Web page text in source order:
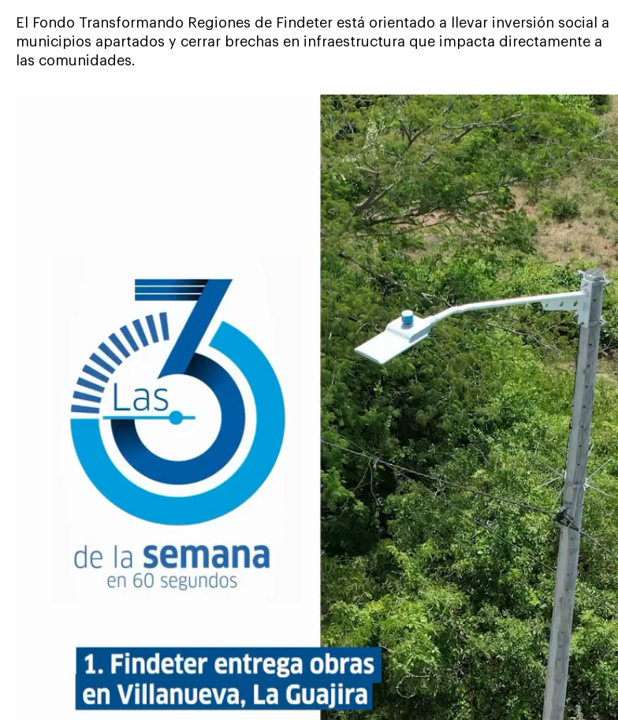
El Fondo Transformando Regiones de Findeter está orientado a llevar inversión social a
municipios apartados y cerrar brechas en infraestructura que impacta directamente a
las comunidades.